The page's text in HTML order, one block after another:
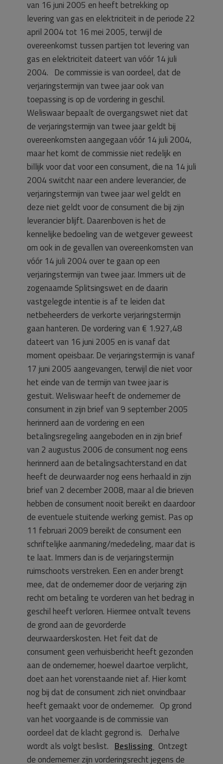
van 16 juni 2005 en heeft betrekking op
levering van gas en elektriciteit in de periode 22
april 2004 tot 16 mei 2005, terwijl de
overeenkomst tussen partijen tot levering van
gas en elektriciteit dateert van vóór 14 juli
2004. De commissie is van oordeel, dat de
verjaringstermijn van twee jaar ook van
toepassing is op de vordering in geschil.
Weliswaar bepaalt de overgangswet niet dat
de verjaringstermijn van twee jaar geldt bij
overeenkomsten aangegaan vóór 14 juli 2004,
maar het komt de commissie niet redelijk en
billijk voor dat voor een consument, die na 14 juli
2004 switcht naar een andere leverancier, de
verjaringstermijn van twee jaar wel geldt en
deze niet geldt voor de consument die bij zijn
leverancier blijft. Daarenboven is het de
kennelijke bedoeling van de wetgever geweest
om ook in de gevallen van overeenkomsten van
vóór 14 juli 2004 over te gaan op een
verjaringstermijn van twee jaar. Immers uit de
zogenaamde Splitsingswet en de daarin
vastgelegde intentie is af te leiden dat
netbeheerders de verkorte verjaringstermijn
gaan hanteren. De vordering van € 1.927,48
dateert van 16 juni 2005 en is vanaf dat
moment opeisbaar. De verjaringstermijn is vanaf
17 juni 2005 aangevangen, terwijl die niet voor
het einde van de termijn van twee jaar is
gestuit. Weliswaar heeft de ondernemer de
consument in zijn brief van 9 september 2005
herinnerd aan de vordering en een
betalingsregeling aangeboden en in zijn brief
van 2 augustus 2006 de consument nog eens
herinnerd aan de betalingsachterstand en dat
heeft de deurwaarder nog eens herhaald in zijn
brief van 2 december 2008, maar al die brieven
hebben de consument nooit bereikt en daardoor
de eventuele stuitende werking gemist. Pas op
11 februari 2009 bereikt de consument een
schriftelijke aanmaning/mededeling, maar dat is
te laat. Immers dan is de verjaringstermijn
ruimschoots verstreken. Een en ander brengt
mee, dat de ondernemer door de verjaring zijn
recht om betaling te vorderen van het bedrag in
geschil heeft verloren. Hiermee ontvalt tevens
de grond aan de gevorderde
deurwaarderskosten. Het feit dat de
consument geen verhuisbericht heeft gezonden
aan de ondernemer, hoewel daartoe verplicht,
doet aan het vorenstaande niet af. Hier komt
nog bij dat de consument zich niet onvindbaar
heeft gemaakt voor de ondernemer. Op grond
van het voorgaande is de commissie van
oordeel dat de klacht gegrond is. Derhalve
wordt als volgt beslist. Beslissing Ontzegt
de ondernemer zijn vorderingsrecht jegens de